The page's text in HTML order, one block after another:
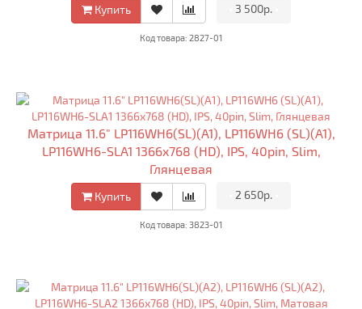
Купить 3 500р.
Код товара: 2827-01
Матрица 11.6" LP116WH6(SL)(A1), LP116WH6 (SL)(A1),
LP116WH6-SLA1 1366x768 (HD), IPS, 40pin, Slim,
Глянцевая
Купить 2 650р.
Код товара: 3823-01